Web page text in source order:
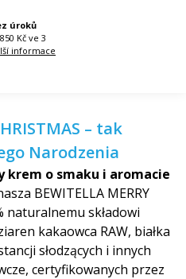
úroků
Kč ve 3
informace
– tak
Narodzenia
krem o smaku i aromacie
BEWITELLA MERRY
naturalnemu składowi
kakaowca RAW, białka
słodzących i innych
certyfikowanych przez